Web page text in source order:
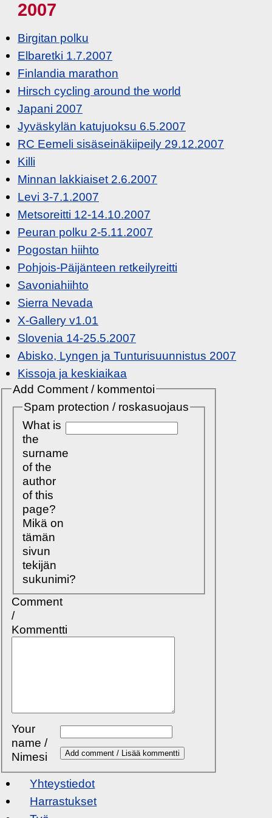
2007
Birgitan polku
Elbaretki 1.7.2007
Finlandia marathon
Hirsch cycling around the world
Japani 2007
Jyväskylän katujuoksu 6.5.2007
RC Eemeli sisäseinäkiipeily 29.12.2007
Killi
Minnan lakkiaiset 2.6.2007
Levi 3-7.1.2007
Metsoreitti 12-14.10.2007
Peuran polku 2-5.11.2007
Pogostan hiihto
Pohjois-Päijänteen retkeilyreitti
Savoniahiihto
Sierra Nevada
X-Gallery v1.01
Slovenia 14-25.5.2007
Abisko, Lyngen ja Tunturisuunnistus 2007
Kissoja ja keskiaikaa
Add Comment / kommentoi
Spam protection / roskasuojaus
What is
the
surname
of the
author
of this
page?
Mikä on
tämän
sivun
tekijän
sukunimi?
Comment
/
Kommentti
Your
name /
Nimesi
Yhteystiedot
Harrastukset